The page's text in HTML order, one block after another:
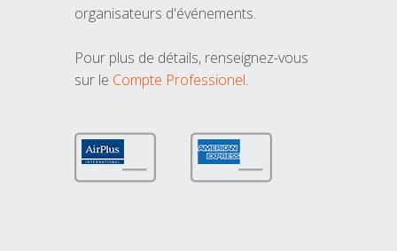
organisateurs d'événements.
Pour plus de détails, renseignez-vous
sur le Compte Professionel.